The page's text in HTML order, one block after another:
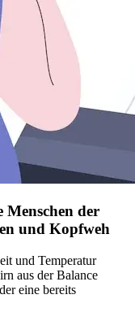
Menschen der
und Kopfweh
und Temperatur
aus der Balance
eine bereits